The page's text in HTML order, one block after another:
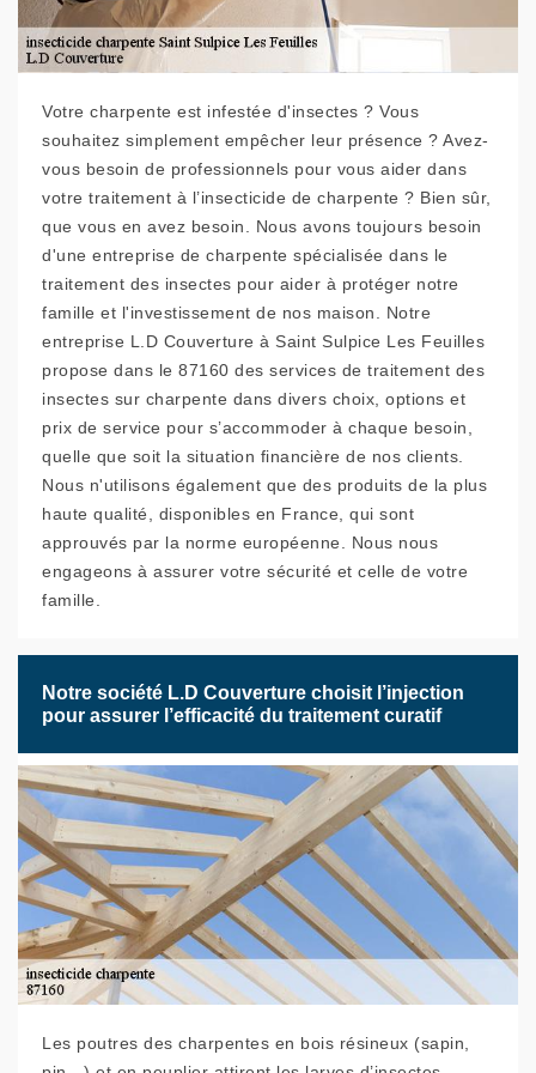
Votre charpente est infestée d'insectes ? Vous
souhaitez simplement empêcher leur présence ? Avez-
vous besoin de professionnels pour vous aider dans
votre traitement à l’insecticide de charpente ? Bien sûr,
que vous en avez besoin. Nous avons toujours besoin
d'une entreprise de charpente spécialisée dans le
traitement des insectes pour aider à protéger notre
famille et l'investissement de nos maison. Notre
entreprise L.D Couverture à Saint Sulpice Les Feuilles
propose dans le 87160 des services de traitement des
insectes sur charpente dans divers choix, options et
prix de service pour s’accommoder à chaque besoin,
quelle que soit la situation financière de nos clients.
Nous n'utilisons également que des produits de la plus
haute qualité, disponibles en France, qui sont
approuvés par la norme européenne. Nous nous
engageons à assurer votre sécurité et celle de votre
famille.
Notre société L.D Couverture choisit l’injection
pour assurer l’efficacité du traitement curatif
Les poutres des charpentes en bois résineux (sapin,